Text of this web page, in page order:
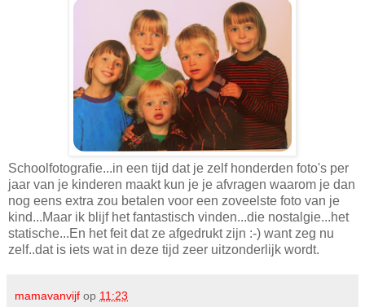
Schoolfotografie...in een tijd dat je zelf honderden foto's per
jaar van je kinderen maakt kun je je afvragen waarom je dan
nog eens extra zou betalen voor een zoveelste foto van je
kind...Maar ik blijf het fantastisch vinden...die nostalgie...het
statische...En het feit dat ze afgedrukt zijn :-) want zeg nu
zelf..dat is iets wat in deze tijd zeer uitzonderlijk wordt.
mamavanvijf op 11:23